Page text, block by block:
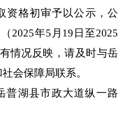
资格初审予以公示，公
2025年5月 19 日至2025
情况反映，请及时与岳
会保障局联系。
普湖县市政大道纵一路